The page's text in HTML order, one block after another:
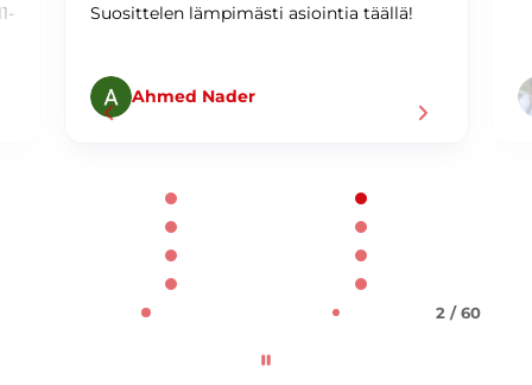
Suosittelen lämpimästi asiointia täällä!
Ahmed Nader
2 / 60